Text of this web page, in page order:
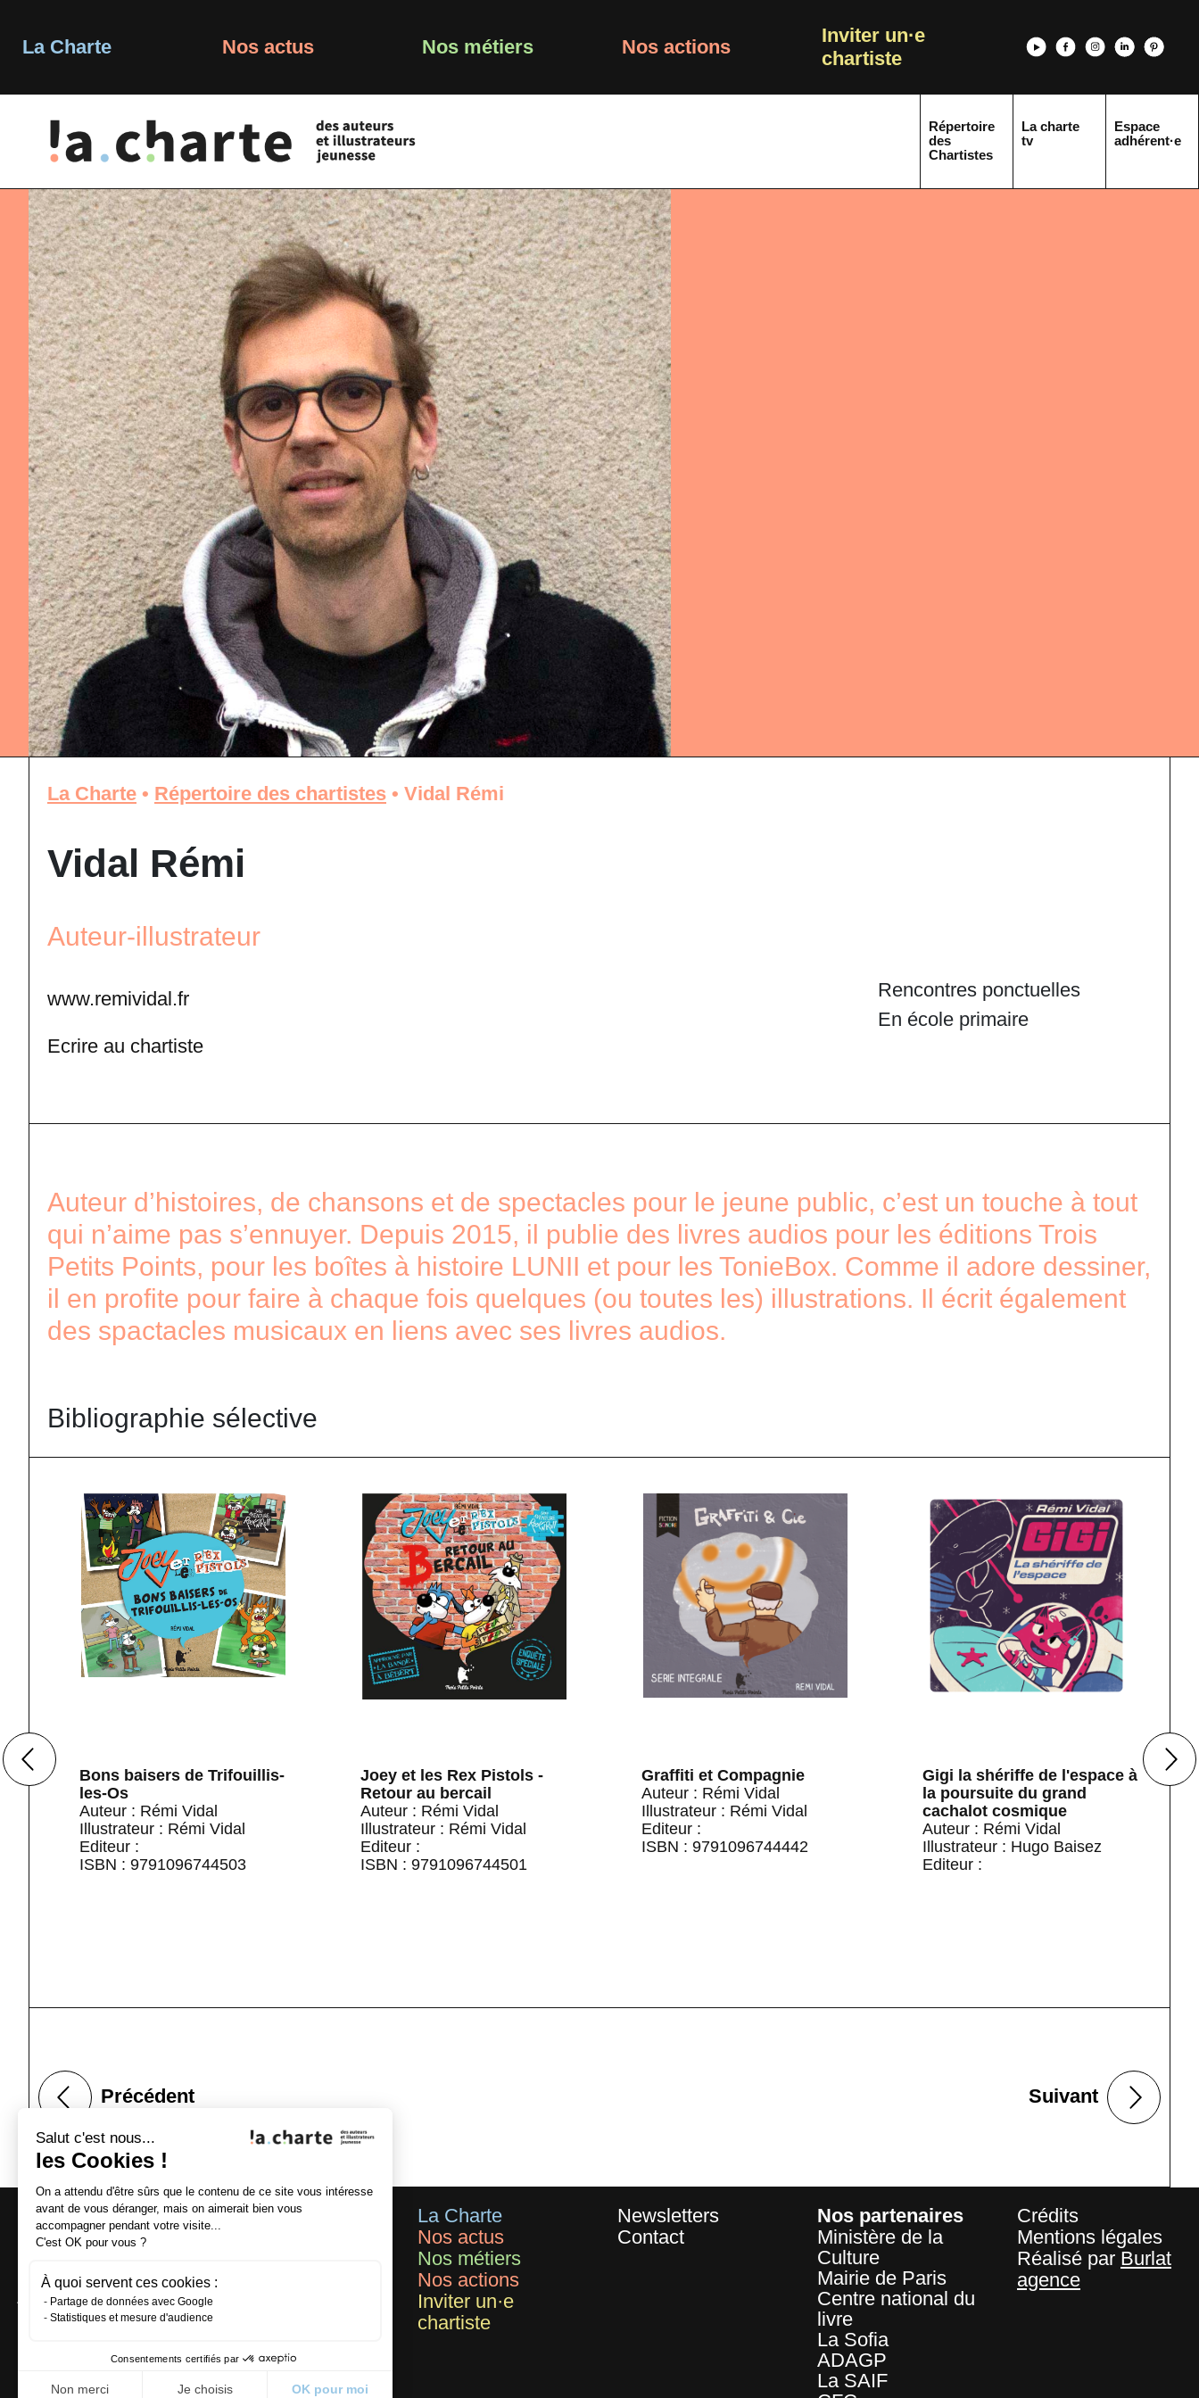
La Charte Nos actus Nos métiers Nos actions
Inviter un·e
chartiste
Répertoire
des
Chartistes
La charte
tv
Espace
adhérent·e
La Charte • Répertoire des chartistes • Vidal Rémi
Vidal Rémi
Auteur-illustrateur
www.remividal.fr
Ecrire au chartiste
Rencontres ponctuelles
En école primaire
Auteur d’histoires, de chansons et de spectacles pour le jeune public, c’est un touche à tout
qui n’aime pas s’ennuyer. Depuis 2015, il publie des livres audios pour les éditions Trois
Petits Points, pour les boîtes à histoire LUNII et pour les TonieBox. Comme il adore dessiner,
il en profite pour faire à chaque fois quelques (ou toutes les) illustrations. Il écrit également
des spactacles musicaux en liens avec ses livres audios.
Bibliographie sélective
Bons baisers de Trifouillis-
les-Os
Auteur : Rémi Vidal
Illustrateur : Rémi Vidal
Editeur :
ISBN : 9791096744503
Joey et les Rex Pistols -
Retour au bercail
Auteur : Rémi Vidal
Illustrateur : Rémi Vidal
Editeur :
ISBN : 9791096744501
Graffiti et Compagnie
Auteur : Rémi Vidal
Illustrateur : Rémi Vidal
Editeur :
ISBN : 9791096744442
Gigi la shériffe de l'espace à
la poursuite du grand
cachalot cosmique
Auteur : Rémi Vidal
Illustrateur : Hugo Baisez
Editeur :
Précédent Suivant
La Charte
des auteurs
jeunesse
12 passage
Turquetil
La Charte
Nos actus
Nos métiers
Nos actions
Inviter un·e
chartiste
Newsletters
Contact
Nos partenaires
Ministère de la
Culture
Mairie de Paris
Centre national du
livre
La Sofia
ADAGP
La SAIF
Crédits
Mentions légales
Réalisé par Burlat
agence
Salut c'est nous...
les Cookies !
On a attendu d'être sûrs que le contenu de ce site vous intéresse
avant de vous déranger, mais on aimerait bien vous
accompagner pendant votre visite...
C'est OK pour vous ?
À quoi servent ces cookies :
Partage de données avec Google
Statistiques et mesure d'audience
Consentements certifiés par
Non merci Je choisis OK pour moi